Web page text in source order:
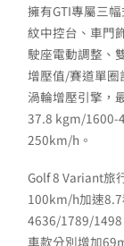
擁有GTI專屬三
紋中控台、車門
駛座電動調整、
增壓值/賽道單圈
渦輪增壓引擎，
37.8 kgm/1600-
250km/h。
Golf 8 Variant旅
100km/h加速
4636/1789/
車款分別增加